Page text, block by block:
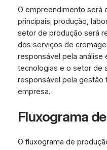
O empreendimento será
principais: produção,
setor de produção será
dos serviços de
responsável pela
tecnologias e o setor de
responsável pela gestão
empresa.
Fluxograma
O fluxograma de